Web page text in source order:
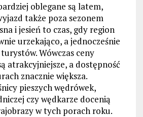
oblegane są latem,
także poza sezonem
i jesień to czas, gdy region
urzekająco, a jednocześnie
Wówczas ceny
atrakcyjniejsze, a dostępność
znacznie większa.
pieszych wędrówek,
czy wędkarze docenią
w tych porach roku.